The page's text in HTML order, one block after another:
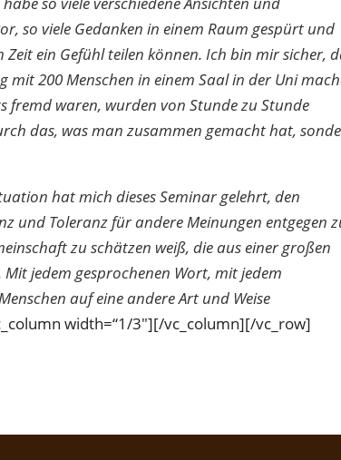
so viele Gedanken in einem Raum gespürt und
ein Gefühl teilen können. Ich bin mir sicher,
200 Menschen in einem Saal in der Uni
fremd waren, wurden von Stunde zu Stunde
das, was man zusammen gemacht hat,
hat mich dieses Seminar gelehrt, den
und Toleranz für andere Meinungen entgegen
zu schätzen weiß, die aus einer großen
jedem gesprochenen Wort, mit jedem
auf eine andere Art und Weise
width=“1/3″][/vc_column][/vc_row]